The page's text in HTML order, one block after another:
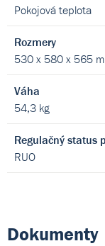
Pokojová teplota
Rozmery
530 x 580 x 565
Váha
54,3 kg
Regulačný status
RUO
Dokumenty